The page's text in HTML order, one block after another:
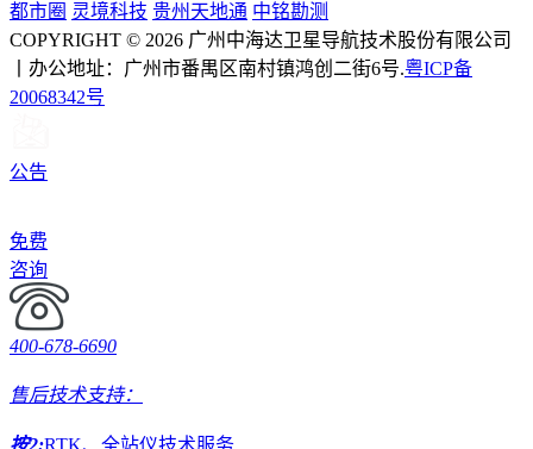
都市圈 灵境科技 贵州天地通 中铭勘测
COPYRIGHT © 2026 广州中海达卫星导航技术股份有限公司
丨办公地址：广州市番禺区南村镇鸿创二街6号.粤ICP备
20068342号
公告
免费
咨询
400-678-6690
售后技术支持：